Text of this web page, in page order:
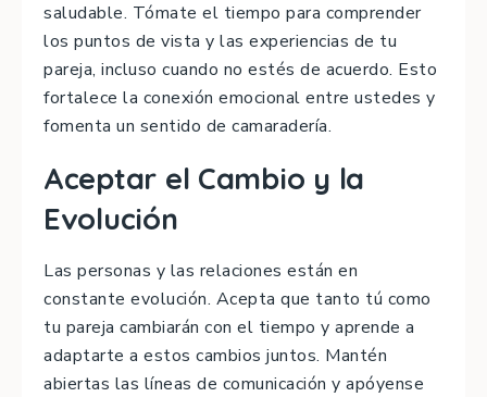
saludable. Tómate el tiempo para comprender
los puntos de vista y las experiencias de tu
pareja, incluso cuando no estés de acuerdo. Esto
fortalece la conexión emocional entre ustedes y
fomenta un sentido de camaradería.
Aceptar el Cambio y la
Evolución
Las personas y las relaciones están en
constante evolución. Acepta que tanto tú como
tu pareja cambiarán con el tiempo y aprende a
adaptarte a estos cambios juntos. Mantén
abiertas las líneas de comunicación y apóyense